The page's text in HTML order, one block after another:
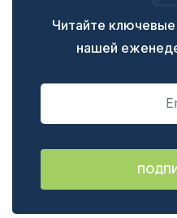
Читайте
нашей